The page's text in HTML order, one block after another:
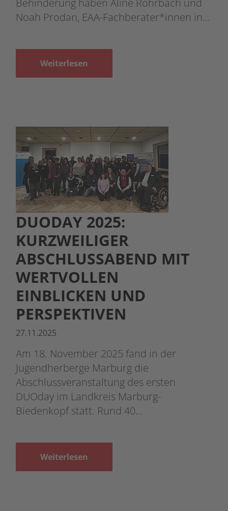
Noah Prodan, EAA-Fachberater*innen in…
Weiterlesen
DUODAY 2025:
KURZWEILIGER
ABSCHLUSSABEND MIT
WERTVOLLEN
EINBLICKEN UND
PERSPEKTIVEN
27.11.2025
Am 18. November 2025 fand in der
Jugendherberge Marburg die
Abschlussveranstaltung des ersten
DUOday im Landkreis Marburg-
Biedenkopf statt. Rund 40…
Weiterlesen